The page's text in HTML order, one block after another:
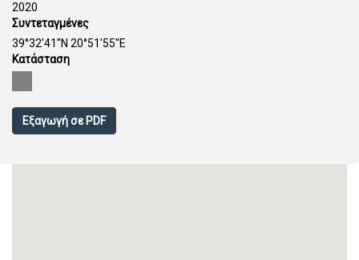
2020
Συντεταγμένες
39°32'41''N 20°51'55''E
Κατάσταση
Εξαγωγή σε PDF